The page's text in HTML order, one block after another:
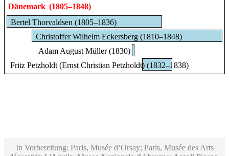
Dänemark (1805–1848)
Bertel Thorvaldsen (1805–1836)
Christoffer Wilhelm Eckersberg (1810–1848)
Adam August Müller (1830)
Fritz Petzholdt (Ernst Christian Petzholdt) (1832–1838)
In Vorbereitung: Paris, Musée d’Orsay; Paris, Musée des Arts